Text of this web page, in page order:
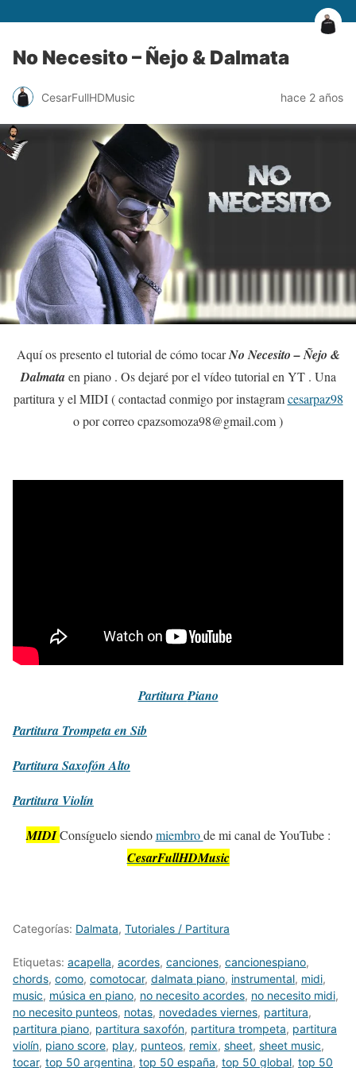
No Necesito – Ñejo & Dalmata
CesarFullHDMusic hace 2 años
Aquí os presento el tutorial de cómo tocarNo Necesito – Ñejo &
Dalmataen piano . Os dejaré por el vídeo tutorial en YT . Una
partitura y el MIDI ( contactad conmigo por instagramcesarpaz98
o por correo cpazsomoza98@gmail.com )
PartituraPiano
Partitura Trompeta en Sib
PartituraSaxofón Alto
Partitura Violín
MIDI Consíguelo siendomiembrode mi canal de YouTube :
CesarFullHDMusic
Categorías: Dalmata, Tutoriales / Partitura
Etiquetas: acapella, acordes, canciones, cancionespiano,
chords, como, comotocar, dalmata piano, instrumental, midi,
music, música en piano, no necesito acordes, no necesito midi,
no necesito punteos, notas, novedades viernes, partitura,
partitura piano, partitura saxofón, partitura trompeta, partitura
violín, piano score, play, punteos, remix, sheet, sheet music,
tocar, top 50 argentina, top 50 españa, top 50 global, top 50